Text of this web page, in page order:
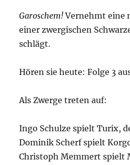
Garoschem!Vernehmt eine
einer zwergischen
schlägt.
Hören sie heute: Folge 3
Als Zwerge treten auf:
Ingo Schulze spielt Turix,
Dominik Scherf spielt
Christoph Memmert spielt